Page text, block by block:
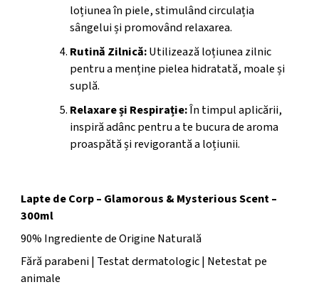
loțiunea în piele, stimulând circulația
sângelui și promovând relaxarea.
Rutină Zilnică:Utilizează loțiunea zilnic
pentru a menține pielea hidratată, moale și
suplă.
Relaxare și Respirație:În timpul aplicării,
inspiră adânc pentru a te bucura de aroma
proaspătă și revigorantă a loțiunii.
Lapte de Corp – Glamorous & Mysterious Scent –
300ml
90% Ingrediente de Origine Naturală
Fără parabeni | Testat dermatologic | Netestat pe
animale